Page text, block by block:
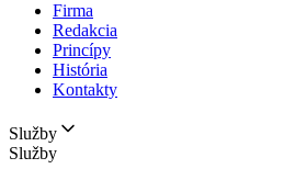
Firma
Redakcia
Princípy
História
Kontakty
Služby
Služby